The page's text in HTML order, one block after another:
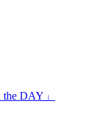
DAY」